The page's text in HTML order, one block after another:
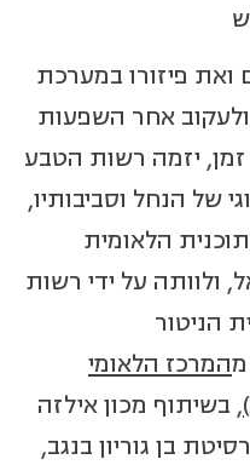
ואת פיזורו במערכת
ולעקוב אחר השפעות
יזמה רשות הטבע
של הנחל וסביבותיו,
הלאומית
על ידי רשות
הניטור
המרכז הלאומי
, בשיתוף מכון אילזה
בן גוריון בנגב,